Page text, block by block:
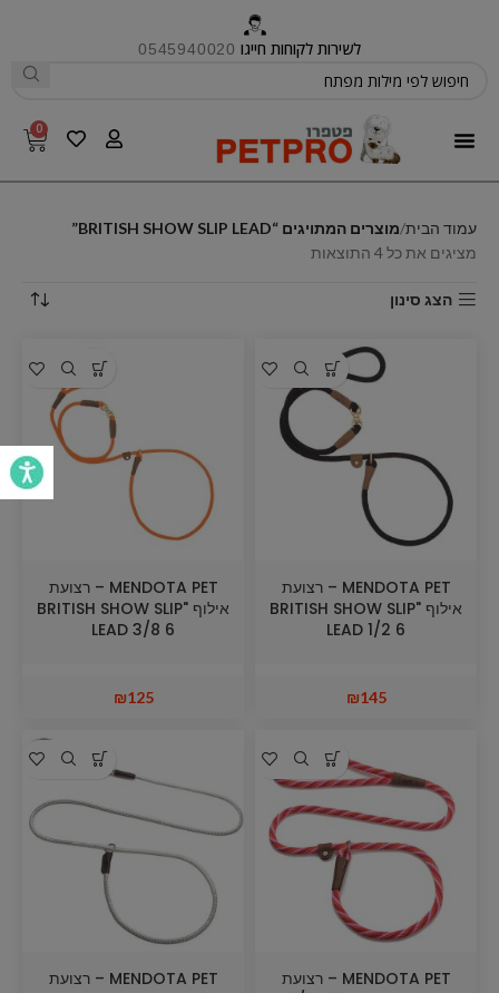
לשירות לקוחות חייגו 0545940020
0
עמוד הבית מוצרים המתויגים “BRITISH SHOW SLIP LEAD”
מציגים את כל ⁦4⁩ התוצאות
הצג סינון
MENDOTA PET – רצועת
אילוף "BRITISH SHOW SLIP
LEAD 1/2 6
₪145
MENDOTA PET – רצועת
אילוף "BRITISH SHOW SLIP
LEAD 3/8 6
₪125
MENDOTA PET – רצועת
MENDOTA PET – רצועת